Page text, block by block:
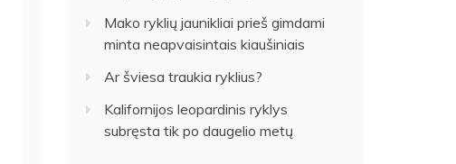
Mako ryklių jaunikliai prieš gimdami
minta neapvaisintais kiaušiniais
Ar šviesa traukia ryklius?
Kalifornijos leopardinis ryklys
subręsta tik po daugelio metų